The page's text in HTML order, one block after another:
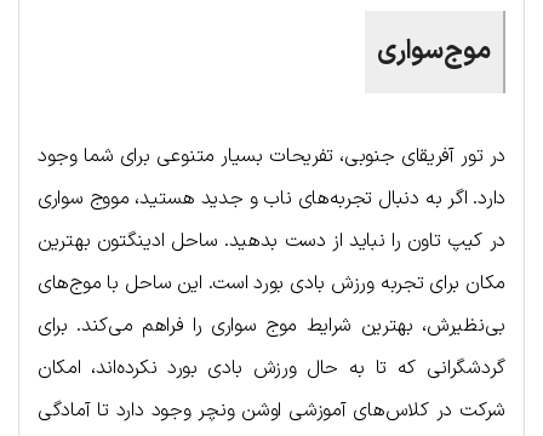
موج‌سواری
در تور آفریقای جنوبی، تفریحات بسیار متنوعی برای شما وجود
دارد. اگر به دنبال تجربه‌های ناب و جدید هستید، مووج سواری
در کیپ تاون را نباید از دست بدهید. ساحل ادینگتون بهترین
مکان برای تجربه ورزش بادی بورد است. این ساحل با موج‌های
بی‌نظیرش، بهترین شرایط موج سواری را فراهم می‌کند. برای
گردشگرانی که تا به حال ورزش بادی بورد نکرده‌اند، امکان
شرکت در کلاس‌های آموزشی اوشن ونچر وجود دارد تا آمادگی